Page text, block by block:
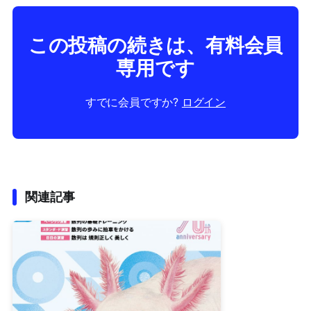
この投稿の続きは、有料会員
専用です
すでに会員ですか? ログイン
関連記事